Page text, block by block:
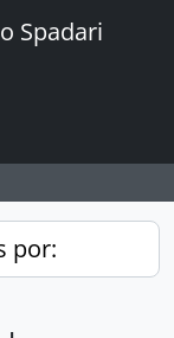
Spadari
por: